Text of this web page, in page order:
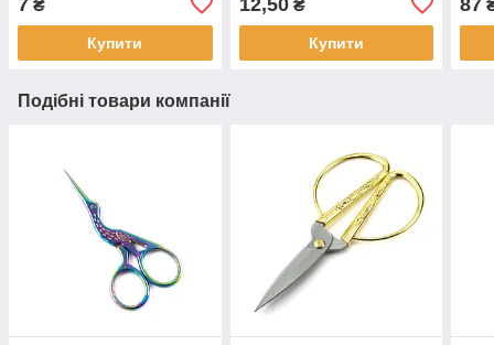
₴
Купити
SM2400010
₴
Купити
Подібні товари компанії